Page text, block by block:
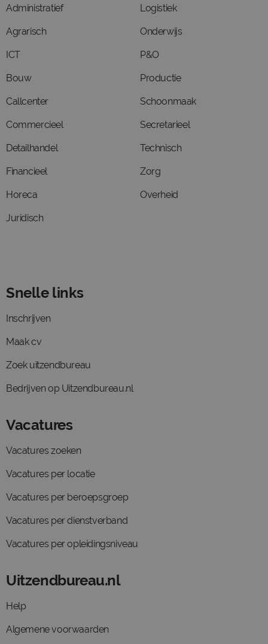
Administratief
Agrarisch
ICT
Bouw
Callcenter
Commercieel
Detailhandel
Financieel
Horeca
Juridisch
Logistiek
Onderwijs
P&O
Productie
Schoonmaak
Secretarieel
Technisch
Zorg
Overheid
Snelle links
Inschrijven
Maak cv
Zoek uitzendbureau
Bedrijven op Uitzendbureau.nl
Vacatures
Vacatures zoeken
Vacatures per locatie
Vacatures per beroepsgroep
Vacatures per dienstverband
Vacatures per opleidingsniveau
Uitzendbureau.nl
Help
Algemene voorwaarden